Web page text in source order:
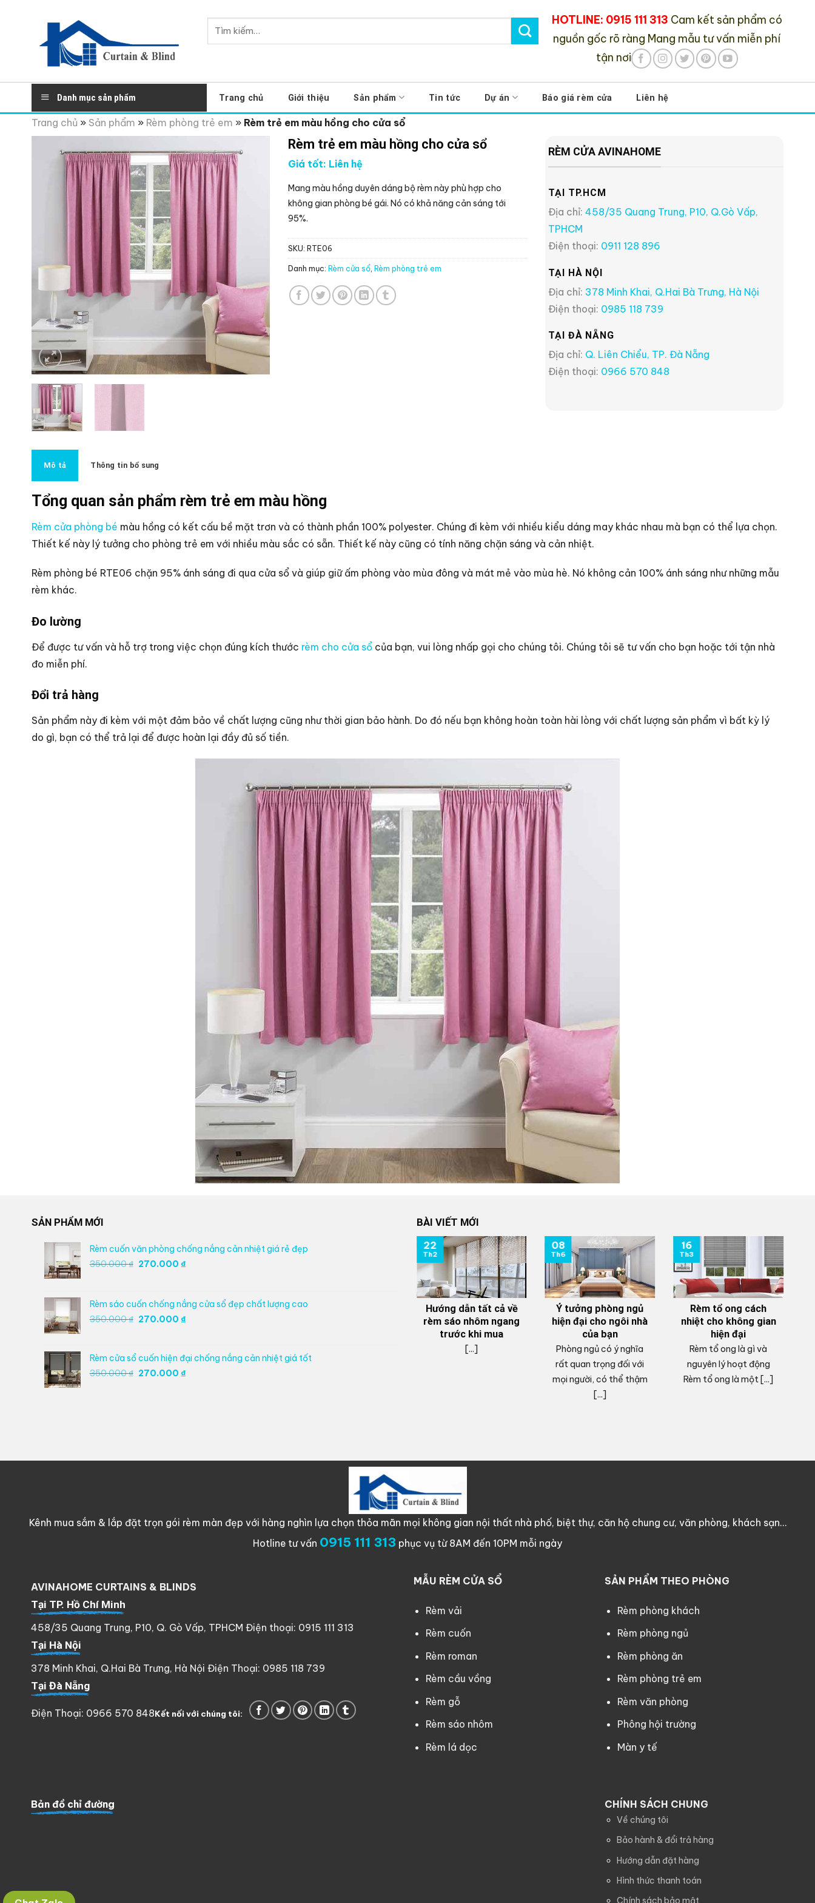
Tìm
kiếm:
HOTLINE: 0915 111 313 Cam kết sản phẩm có
nguồn gốc rõ ràng Mang mẫu tư vấn miễn phí
tận nơi
Danh mục sản phẩm Trang chủ Giới thiệu Sản phẩm Tin tức Dự án Báo giá rèm cửa Liên hệ
Trang chủ » Sản phẩm » Rèm phòng trẻ em » Rèm trẻ em màu hồng cho cửa sổ
Rèm trẻ em màu hồng cho cửa sổ
Giá tốt: Liên hệ
Mang màu hồng duyên dáng bộ rèm này phù hợp cho
không gian phòng bé gái. Nó có khả năng cản sáng tới
95%.
SKU:RTE06
Danh mục:Rèm cửa sổ ,Rèm phòng trẻ em
RÈM CỬA AVINAHOME
TẠI TP.HCM
Địa chỉ: 458/35 Quang Trung, P10, Q.Gò Vấp,
TPHCM
Điện thoại: 0911 128 896
TẠI HÀ NỘI
Địa chỉ: 378 Minh Khai, Q.Hai Bà Trưng, Hà Nội
Điện thoại: 0985 118 739
TẠI ĐÀ NẴNG
Địa chỉ: Q. Liên Chiểu, TP. Đà Nẵng
Điện thoại: 0966 570 848
Mô tả Thông tin bổ sung
Tổng quan sản phẩm rèm trẻ em màu hồng
Rèm cửa phòng bé màu hồng có kết cấu bề mặt trơn và có thành phần 100% polyester. Chúng đi kèm với nhiều kiểu dáng may khác nhau mà bạn có thể lựa chọn.
Thiết kế này lý tưởng cho phòng trẻ em với nhiều màu sắc có sẵn. Thiết kế này cũng có tính năng chặn sáng và cản nhiệt.
Rèm phòng bé RTE06 chặn 95% ánh sáng đi qua cửa sổ và giúp giữ ấm phòng vào mùa đông và mát mẻ vào mùa hè. Nó không cản 100% ánh sáng như những mẫu
rèm khác.
Đo lường
Để được tư vấn và hỗ trợ trong việc chọn đúng kích thước rèm cho cửa sổ của bạn, vui lòng nhấp gọi cho chúng tôi. Chúng tôi sẽ tư vấn cho bạn hoặc tới tận nhà
đo miễn phí.
Đổi trả hàng
Sản phẩm này đi kèm với một đảm bảo về chất lượng cũng như thời gian bảo hành. Do đó nếu bạn không hoàn toàn hài lòng với chất lượng sản phẩm vì bất kỳ lý
do gì, bạn có thể trả lại để được hoàn lại đầy đủ số tiền.
SẢN PHẨM MỚI
Rèm cuốn văn phòng chống nắng cản nhiệt giá rẻ đẹp
350.000₫ Giá
350.000 ₫.
270.000 ₫Giá
là:
270.000 ₫.
Rèm sáo cuốn chống nắng cửa sổ đẹp chất lượng cao
350.000₫ Giá
350.000 ₫.
270.000 ₫Giá
là:
270.000 ₫.
Rèm cửa sổ cuốn hiện đại chống nắng cản nhiệt giá tốt
350.000₫ Giá
270.000 ₫Giá
BÀI VIẾT MỚI
Hướng dẫn tất cả về
rèm sáo nhôm ngang
trước khi mua
[...]
22
Th2
Ý tưởng phòng ngủ
hiện đại cho ngôi nhà
của bạn
Phòng ngủ có ý nghĩa
rất quan trọng đối với
mọi người, có thể thậm
[...]
08
Th6
Rèm tổ ong cách
nhiệt cho không gian
hiện đại
Rèm tổ ong là gì và
nguyên lý hoạt động
Rèm tổ ong là một [...]
16
Th3
Kênh mua sắm & lắp đặt trọn gói rèm màn đẹp với hàng nghìn lựa chọn thỏa mãn mọi không gian nội thất nhà phố, biệt thự, căn hộ chung cư, văn phòng, khách sạn…
Hotline tư vấn 0915 111 313 phục vụ từ 8AM đến 10PM mỗi ngày
AVINAHOME CURTAINS & BLINDS
Tại TP. Hồ Chí Minh
458/35 Quang Trung, P10, Q. Gò Vấp, TPHCM Điện thoại: 0915 111 313
Tại Hà Nội
378 Minh Khai, Q.Hai Bà Trưng, Hà Nội Điện Thoại: 0985 118 739
Tại Đà Nẵng
Điện Thoại: 0966 570 848Kết nối với chúng tôi:
MẪU RÈM CỬA SỔ
Rèm vải
Rèm cuốn
Rèm roman
Rèm cầu vồng
Rèm gỗ
Rèm sáo nhôm
Rèm lá dọc
SẢN PHẨM THEO PHÒNG
Rèm phòng khách
Rèm phòng ngủ
Rèm phòng ăn
Rèm phòng trẻ em
Rèm văn phòng
Phông hội trường
Màn y tế
Bản đồ chỉ đường CHÍNH SÁCH CHUNG
Về chúng tôi
Bảo hành & đổi trả hàng
Hướng dẫn đặt hàng
Hình thức thanh toán
Chính sách bảo mật